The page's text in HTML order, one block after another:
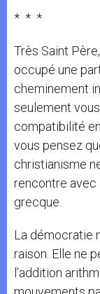
* * *
Très Saint
occupé une
cheminement
seulement
compatibilité
vous pensez
christianisme
rencontre avec
grecque.
La démocratie
raison. Elle ne
l’addition